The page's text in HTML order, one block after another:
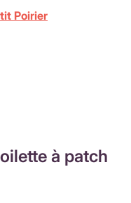
Poirier
à patch